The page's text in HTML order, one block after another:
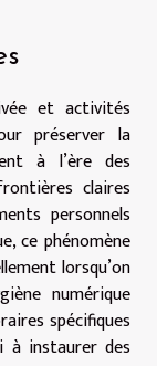
et activités
préserver la
à l’ère des
claires
personnels
ce phénomène
lorsqu’on
numérique
spécifiques
à instaurer des